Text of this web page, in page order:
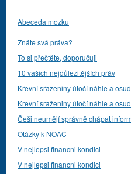
Abeceda mozku
Znáte svá práva?
To si přečtěte, doporučuji
10 vašich nejdůležitějších práv
Krevní sraženiny útočí náhle a
Krevní sraženiny útočí náhle a
Češi neumějí správně chápat
Otázky k NOAC
V nejlepsi financni kondici
V nejlepsi financni kondici